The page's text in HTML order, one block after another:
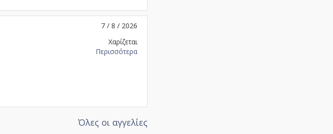
7 / 8 / 2026
Χαρίζεται
Περισσότερα
Όλες οι αγγελίες